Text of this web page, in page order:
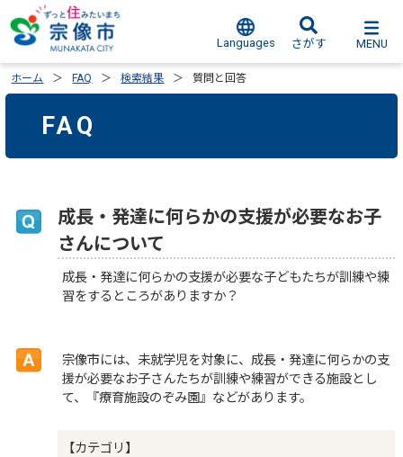
Languages さがす MENU
ホーム FAQ 検索結果 質問と回答
FAQ
成長・発達に何らかの支援が必要なお子
さんについて
成長・発達に何らかの支援が必要な子どもたちが訓練や練
習をするところがありますか？
宗像市には、未就学児を対象に、成長・発達に何らかの支
援が必要なお子さんたちが訓練や練習ができる施設とし
て、『療育施設のぞみ園』などがあります。
【カテゴリ】